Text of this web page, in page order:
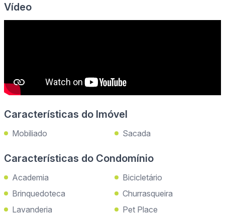
Vídeo
Características do Imóvel
Mobiliado Sacada
Características do Condomínio
Academia
Bicicletário
Brinquedoteca
Churrasqueira
Lavanderia
Pet Place